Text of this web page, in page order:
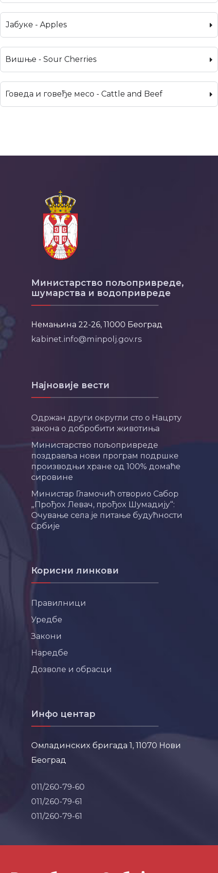
Јабуке - Apples
Вишње - Sour Cherries
Говеда и говеђе месо - Cattle and Beef
Министарство пољопривреде,
шумарства и водопривреде
Немањина 22-26, 11000 Београд
kabinet.info@minpolj.gov.rs
Најновије вести
Одржан други округли сто о Нацрту
закона о добробити животиња
Министарство пољопривреде
поздравља нови програм подршке
производњи хране од 100% домаће
сировине
Министар Гламочић отворио Сабор
„Прођох Левач, прођох Шумадију“:
Очување села је питање будућности
Србије
Корисни линкови
Правилници
Уредбе
Закони
Наредбе
Дозволе и обрасци
Инфо центар
Омладинских бригада 1, 11070 Нови
Београд
011/260-79-60
011/260-79-61
011/260-79-61